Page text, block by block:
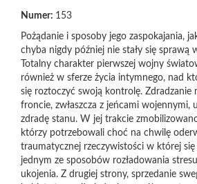
Numer: 153
Pożądanie i sposoby jego zaspokajania,
chyba nigdy później nie stały się sprawą
Totalny charakter pierwszej wojny
również w sferze życia intymnego, nad
się roztoczyć swoją kontrolę. Zdradzanie
froncie, zwłaszcza z jeńcami wojennymi,
zdradę stanu. W jej trakcie
którzy potrzebowali choć na chwilę
traumatycznej rzeczywistości w której się
jednym ze sposobów rozładowania
ukojenia. Z drugiej strony, sprzedanie